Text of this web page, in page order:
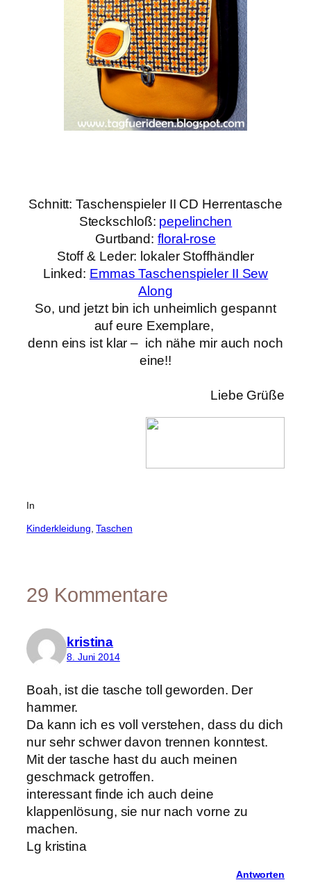
Schnitt: Taschenspieler II CD Herrentasche
Steckschloß: pepelinchen
Gurtband:floral-rose
Stoff & Leder: lokaler Stoffhändler
Linked: Emmas Taschenspieler II Sew
Along
So, und jetzt bin ich unheimlich gespannt
auf eure Exemplare,
denn eins ist klar – ich nähe mir auch noch
eine!!
Liebe Grüße
In
Kinderkleidung , Taschen
29 Kommentare
kristina
8. Juni 2014
Boah, ist die tasche toll geworden. Der
hammer.
Da kann ich es voll verstehen, dass du dich
nur sehr schwer davon trennen konntest.
Mit der tasche hast du auch meinen
geschmack getroffen.
interessant finde ich auch deine
klappenlösung, sie nur nach vorne zu
machen.
Lg kristina
Antworten